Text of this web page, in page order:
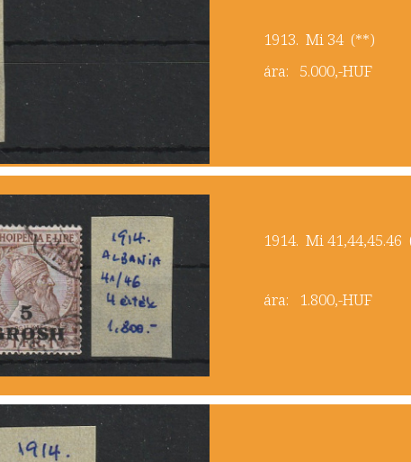
​1913. Mi 34 (**)
ára: 5.000,-HUF
​1914. Mi
ára: 1.800,-HUF